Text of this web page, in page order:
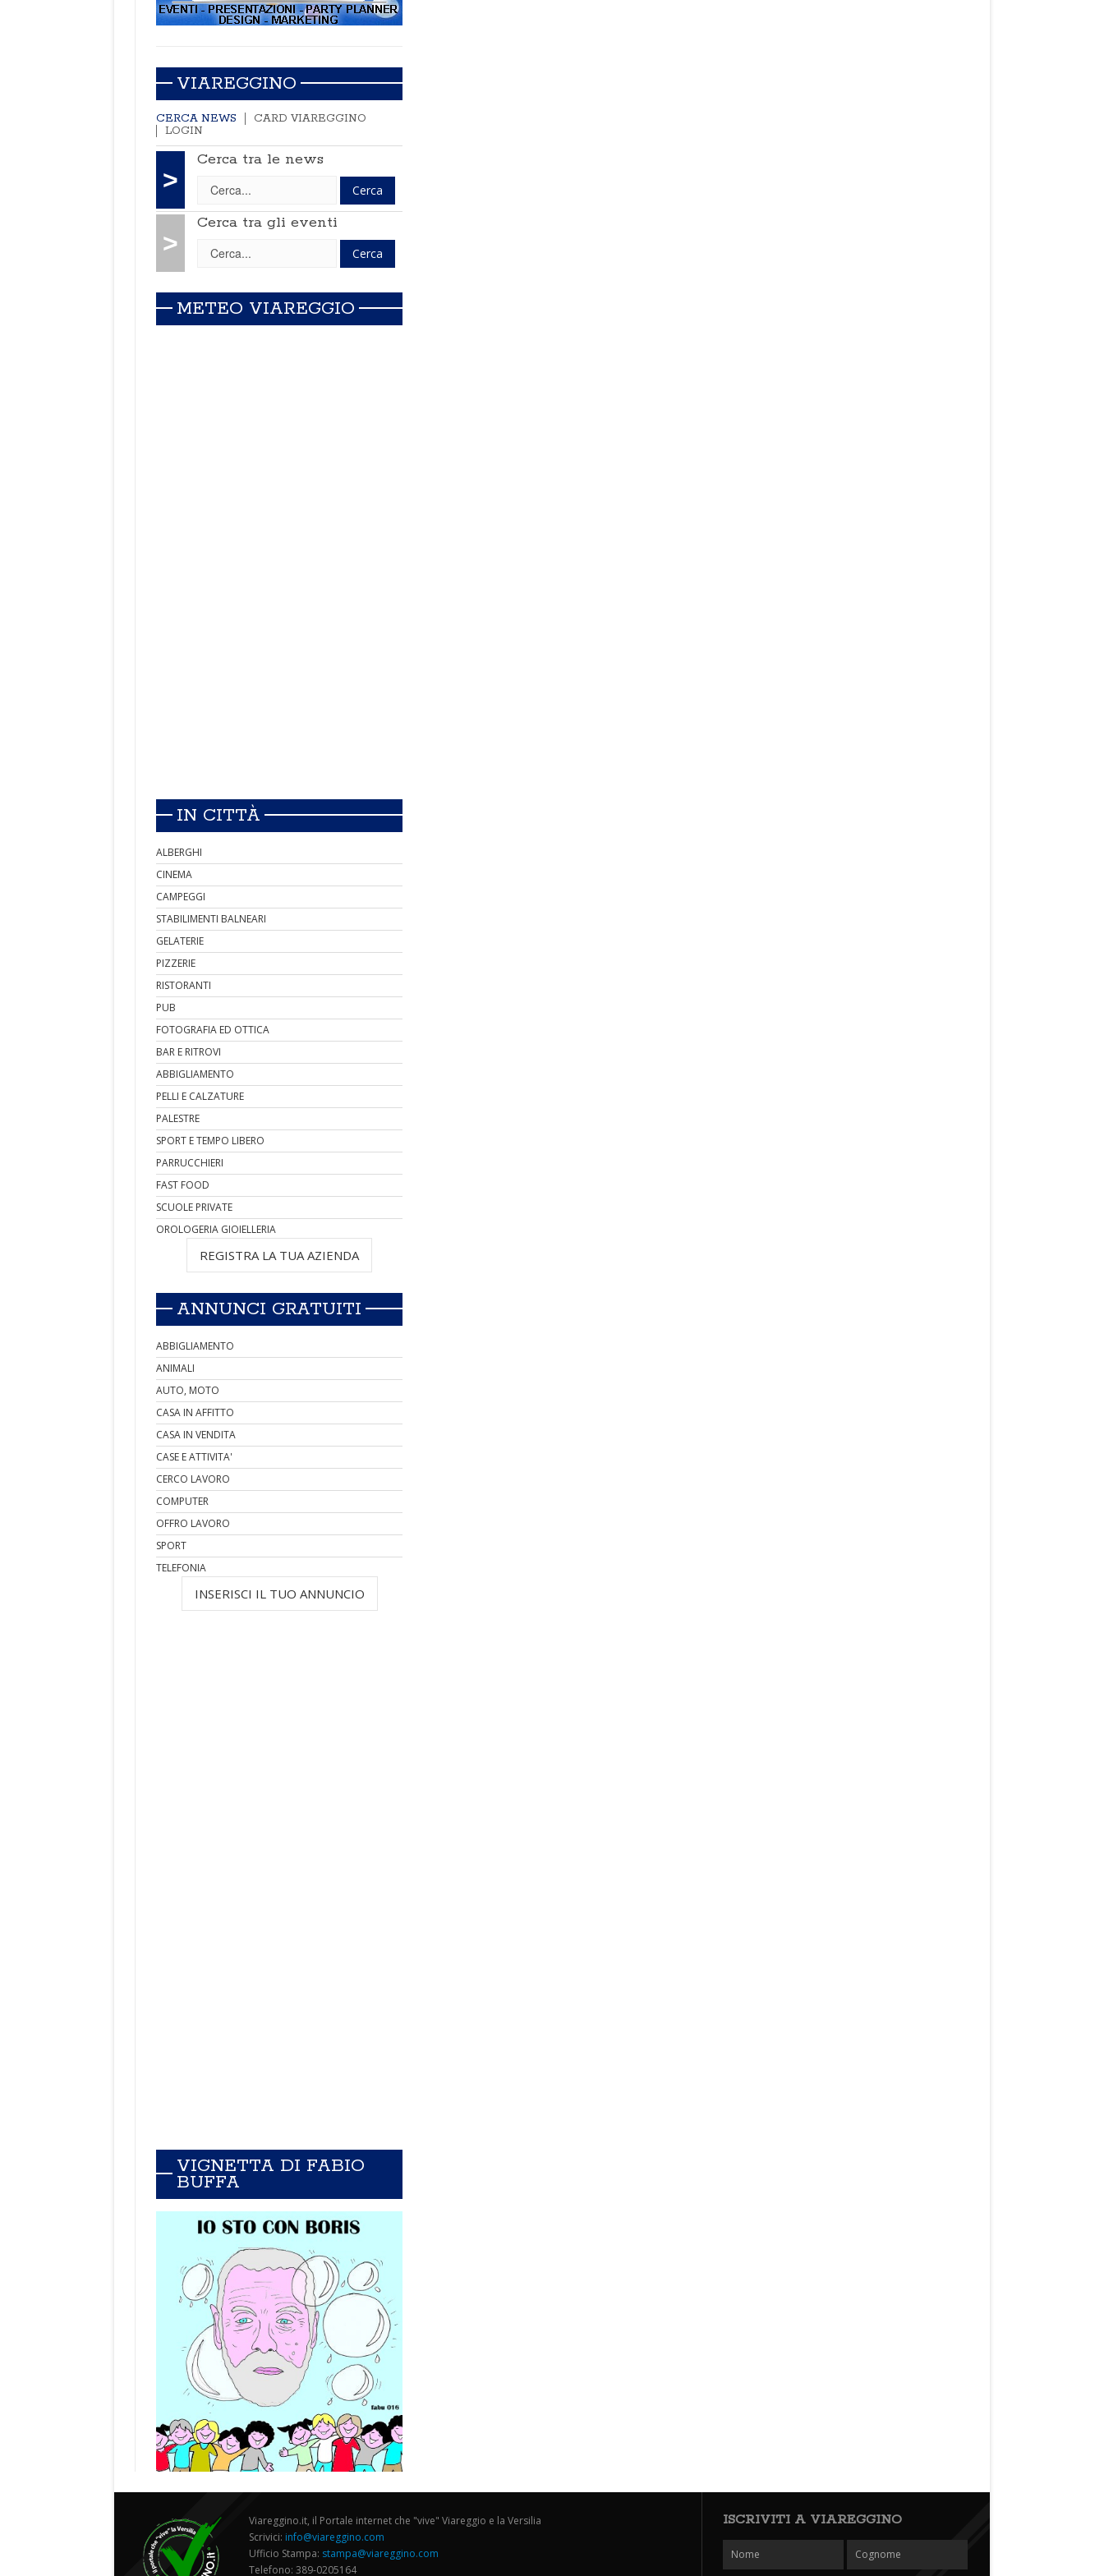
VIAREGGINO
CERCA NEWS
CARD VIAREGGINO
LOGIN
>
Cerca tra le news
>
Cerca tra gli eventi
METEO VIAREGGIO
IN CITTÀ
ALBERGHI
CINEMA
CAMPEGGI
STABILIMENTI BALNEARI
GELATERIE
PIZZERIE
RISTORANTI
PUB
FOTOGRAFIA ED OTTICA
BAR E RITROVI
ABBIGLIAMENTO
PELLI E CALZATURE
PALESTRE
SPORT E TEMPO LIBERO
PARRUCCHIERI
FAST FOOD
SCUOLE PRIVATE
OROLOGERIA GIOIELLERIA
REGISTRA LA TUA AZIENDA
ANNUNCI GRATUITI
ABBIGLIAMENTO
ANIMALI
AUTO, MOTO
CASA IN AFFITTO
CASA IN VENDITA
CASE E ATTIVITA'
CERCO LAVORO
COMPUTER
OFFRO LAVORO
SPORT
TELEFONIA
INSERISCI IL TUO ANNUNCIO
VIGNETTA DI FABIO
BUFFA
Viareggino.it, il Portale internet che "vive" Viareggio e la Versilia
Scrivici: info@viareggino.com
Ufficio Stampa: stampa@viareggino.com
Telefono: 389-0205164
ISCRIVITI A VIAREGGINO